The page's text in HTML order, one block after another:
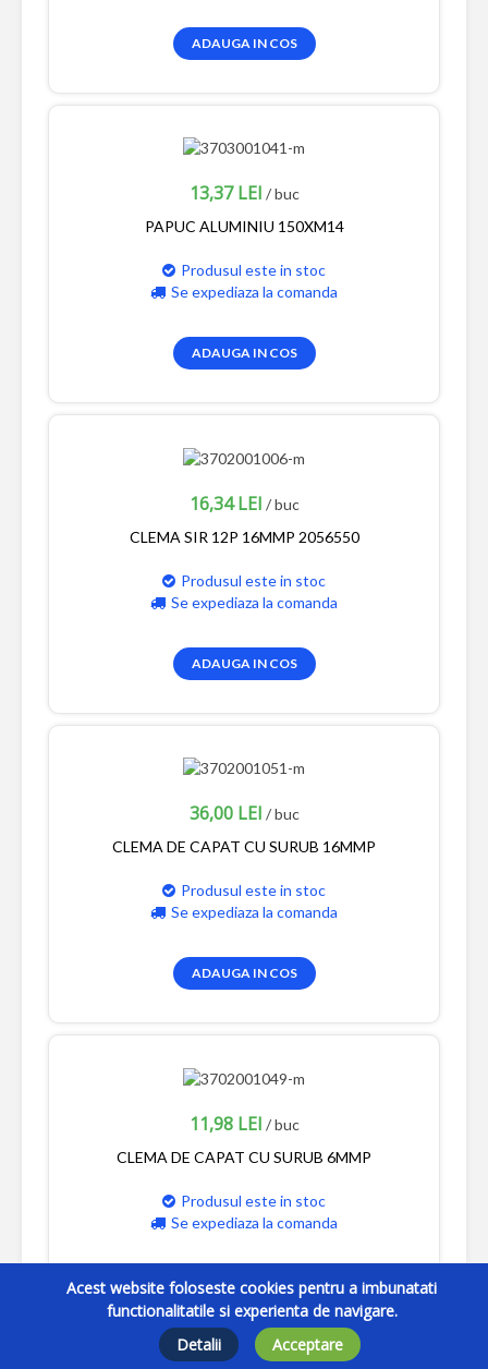
ADAUGA IN COS
13,37 LEI / buc
PAPUC ALUMINIU 150XM14
Produsul este in stoc
Se expediaza la comanda
ADAUGA IN COS
16,34 LEI / buc
CLEMA SIR 12P 16MMP 2056550
Produsul este in stoc
Se expediaza la comanda
ADAUGA IN COS
36,00 LEI / buc
CLEMA DE CAPAT CU SURUB 16MMP
Produsul este in stoc
Se expediaza la comanda
ADAUGA IN COS
11,98 LEI / buc
CLEMA DE CAPAT CU SURUB 6MMP
Produsul este in stoc
Se expediaza la comanda
ADAUGA IN COS
Acest website foloseste cookies pentru a imbunatati
functionalitatile si experienta de navigare.
Detalii
Acceptare